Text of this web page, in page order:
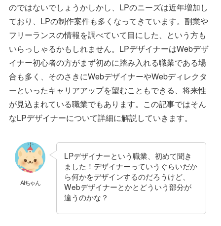
のではないでしょうかしかし、LPのニーズは近年増加し
ており、LPの制作案件も多くなってきています。副業や
フリーランスの情報を調べていて目にした、という方も
いらっしゃるかもしれません。LPデザイナーはWebデザ
イナー初心者の方がまず初めに踏み入れる職業である場
合も多く、そのさきにWebデザイナーやWebディレクタ
ーといったキャリアアップを望むこともできる、将来性
が見込まれている職業でもあります。この記事ではそん
なLPデザイナーについて詳細に解説していきます。
AIちゃん
LPデザイナーという職業、初めて聞き
ました！デザイナーっていうぐらいだか
ら何かをデザインするのだろうけど、
Webデザイナーとかとどういう部分が
違うのかな？